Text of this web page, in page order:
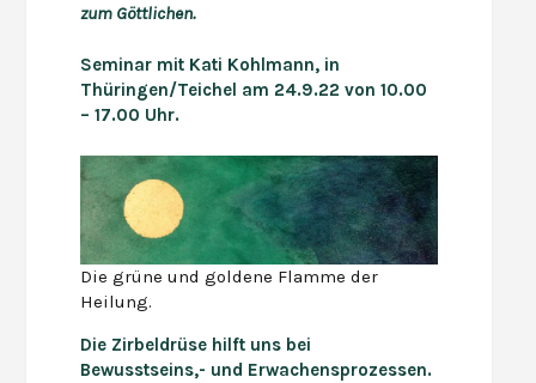
zum Göttlichen.
Seminar mit Kati Kohlmann, in
Thüringen/Teichel am 24.9.22 von 10.00
– 17.00 Uhr.
Die grüne und goldene Flamme der
Heilung.
Die Zirbeldrüse hilft uns bei
Bewusstseins,- und Erwachensprozessen.